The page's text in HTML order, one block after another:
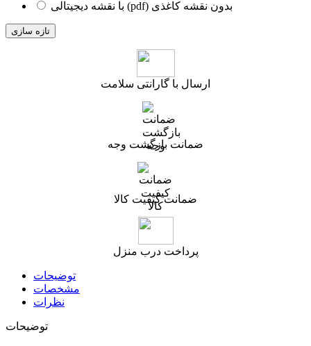
با نقشه دیجیتالی (pdf) بدون نقشه کاغذی
ارسال با گارانتی سلامت
ضمانت بازگشت وجه
ضمانت کیفیت کالا
پرداخت درب منزل
توضیحات
مشخصات
نظرات
توضیحات